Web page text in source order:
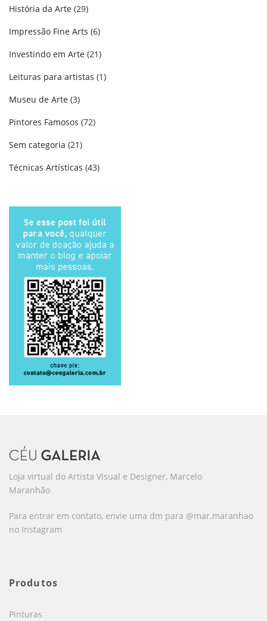
História da Arte (29)
Impressão Fine Arts (6)
Investindo em Arte (21)
Leituras para artistas (1)
Museu de Arte (3)
Pintores Famosos (72)
Sem categoria (21)
Técnicas Artísticas (43)
Loja virtual do Artista Visual e Designer, Marcelo
Maranhão
Para entrar em contato, envie uma dm para @mar.maranhao
no Instagram
Produtos
Pinturas